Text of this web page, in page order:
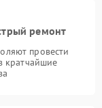
ремонт
провести
кратчайшие